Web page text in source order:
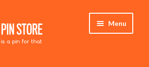
Menu